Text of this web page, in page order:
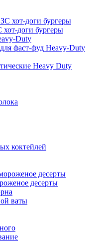
доги бургеры
Duty
фаст-фуд Heavy-Duty
Heavy Duty
коктейлей
десерты
ваты